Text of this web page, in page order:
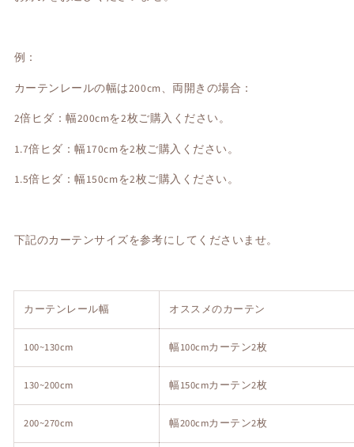
例：
カーテンレールの幅は200cm、両開きの場合：
2倍ヒダ：幅200cmを2枚ご購入ください。
1.7倍ヒダ：幅170cmを2枚ご購入ください。
1.5倍ヒダ：幅150cmを2枚ご購入ください。
下記のカーテンサイズを参考にしてくださいませ。
カーテンレール幅 オススメのカーテン
100~130cm 幅100cmカーテン2枚
130~200cm 幅150cmカーテン2枚
200~270cm 幅200cmカーテン2枚